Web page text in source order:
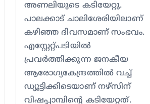
അണലിയുടെ കടിയേറ്റു.
പാലക്കാട് ചാലിശേരിയിലാണ്
കഴിഞ്ഞ ദിവസമാണ് സംഭവം.
എസ്റ്റേറ്റ്പടിയില്‍
പ്രവര്‍ത്തിക്കുന്ന ജനകീയ
ആരോഗ്യകേന്ദ്രത്തില്‍ വച്ച്
ഡ്യൂട്ടിക്കിടെയാണ് നഴ്സിന്
വിഷപ്പാമ്പിന്റെ കടിയേറ്റത്.